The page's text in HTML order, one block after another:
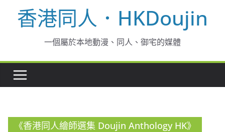
香港同人．HKDoujin
一個屬於本地動漫、同人、御宅的媒體
《香港同人繪師選集 Doujin Anthology HK》